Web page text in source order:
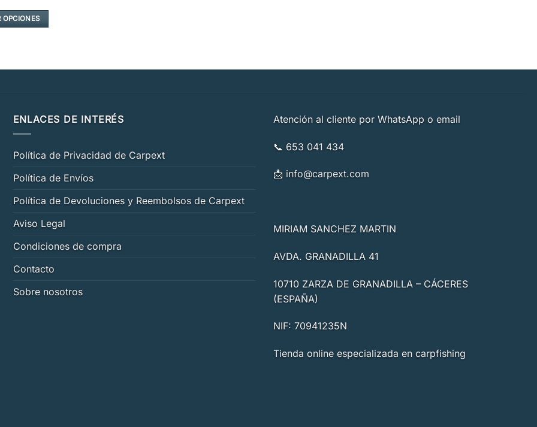
OPCIONES
ENLACES DE INTERÉS
Política de Privacidad de Carpext
Política de Envíos
Política de Devoluciones y Reembolsos de Carpext
Aviso Legal
Condiciones de compra
Contacto
Sobre nosotros
Atención al cliente por WhatsApp o email
📞 653 041 434
📩 info@carpext.com
MIRIAM SANCHEZ MARTIN
AVDA. GRANADILLA 41
10710 ZARZA DE GRANADILLA – CÁCERES
(ESPAÑA)
NIF: 70941235N
Tienda online especializada en carpfishing